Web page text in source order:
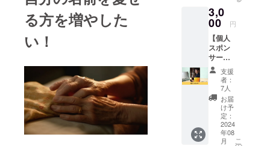
る方を増やした
い！
わりまし
秘められた
天才性（本
質魅力）を
発掘する
ことを趣味
と考えてお
り、
ただき
ます。
3,0
00 円
【個人
スポン
サー】
書籍
「自分
の名前
を愛す
る力」
の個人
スポン
サーに
なれる
支援
者：
7人
お届
け予
定：
2024
年08
月
こ